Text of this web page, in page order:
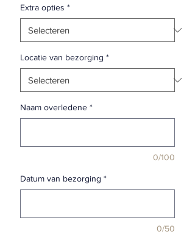
Extra opties *
Locatie van bezorging *
Naam overledene *
0/100
Datum van bezorging *
0/50